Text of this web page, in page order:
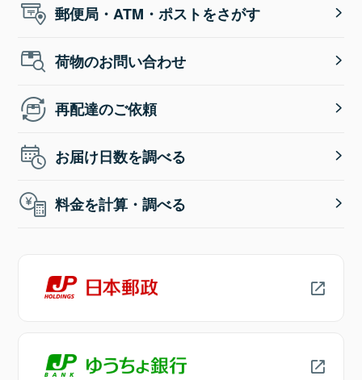
郵便局・ATM・ポストをさがす
荷物のお問い合わせ
再配達のご依頼
お届け日数を調べる
料金を計算・調べる